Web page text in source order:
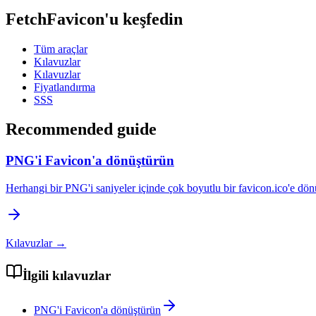
FetchFavicon'u keşfedin
Tüm araçlar
Kılavuzlar
Kılavuzlar
Fiyatlandırma
SSS
Recommended guide
PNG'i Favicon'a dönüştürün
Herhangi bir PNG'i saniyeler içinde çok boyutlu bir favicon.ico'e
Kılavuzlar→
İlgili kılavuzlar
PNG'i Favicon'a dönüştürün